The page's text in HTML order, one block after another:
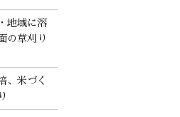
地域に溶
の草刈り
、米づく